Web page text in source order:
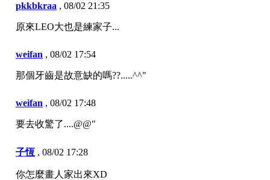
pkkbkraa , 08/02 21:35
原來LEO大也是練家子...
weifan , 08/02 17:54
那個牙齒是故意缺的嗎??.....^^"
weifan , 08/02 17:48
要去收驚了....@@"
子恆 , 08/02 17:28
你怎麼畫人家出來XD